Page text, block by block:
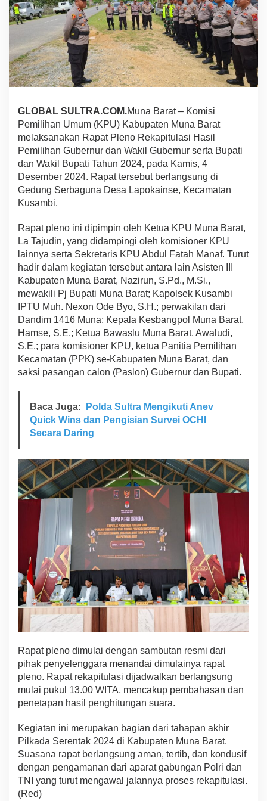
n
P
e
r
s
o
n
e
N
I
-
P
l
r
i
p
a
t
P
l
n
o
R
e
a
p
i
l
a
s
i
a
s
l
k
a
d
a
2
0
2
4
d
u
n
a
a
r
B
r
l
a
GLOBAL SULTRA.COM.Muna Barat – Komisi
Pemilihan Umum (KPU) Kabupaten Muna Barat
melaksanakan Rapat Pleno Rekapitulasi Hasil
Pemilihan Gubernur dan Wakil Gubernur serta Bupati
dan Wakil Bupati Tahun 2024, pada Kamis, 4
Desember 2024. Rapat tersebut berlangsung di
Gedung Serbaguna Desa Lapokainse, Kecamatan
Kusambi.
Rapat pleno ini dipimpin oleh Ketua KPU Muna Barat,
La Tajudin, yang didampingi oleh komisioner KPU
lainnya serta Sekretaris KPU Abdul Fatah Manaf. Turut
hadir dalam kegiatan tersebut antara lain Asisten III
Kabupaten Muna Barat, Nazirun, S.Pd., M.Si.,
mewakili Pj Bupati Muna Barat; Kapolsek Kusambi
IPTU Muh. Nexon Ode Byo, S.H.; perwakilan dari
Dandim 1416 Muna; Kepala Kesbangpol Muna Barat,
Hamse, S.E.; Ketua Bawaslu Muna Barat, Awaludi,
S.E.; para komisioner KPU, ketua Panitia Pemilihan
Kecamatan (PPK) se-Kabupaten Muna Barat, dan
saksi pasangan calon (Paslon) Gubernur dan Bupati.
Baca Juga:
Polda Sultra Mengikuti Anev
Quick Wins dan Pengisian Survei OCHI
Secara Daring
Rapat pleno dimulai dengan sambutan resmi dari
pihak penyelenggara menandai dimulainya rapat
pleno. Rapat rekapitulasi dijadwalkan berlangsung
mulai pukul 13.00 WITA, mencakup pembahasan dan
penetapan hasil penghitungan suara.
Kegiatan ini merupakan bagian dari tahapan akhir
Pilkada Serentak 2024 di Kabupaten Muna Barat.
Suasana rapat berlangsung aman, tertib, dan kondusif
dengan pengamanan dari aparat gabungan Polri dan
TNI yang turut mengawal jalannya proses rekapitulasi.
(Red)